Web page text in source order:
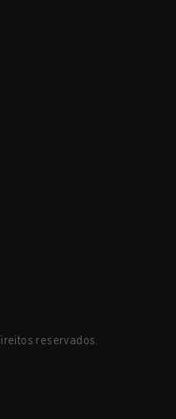
reservados.